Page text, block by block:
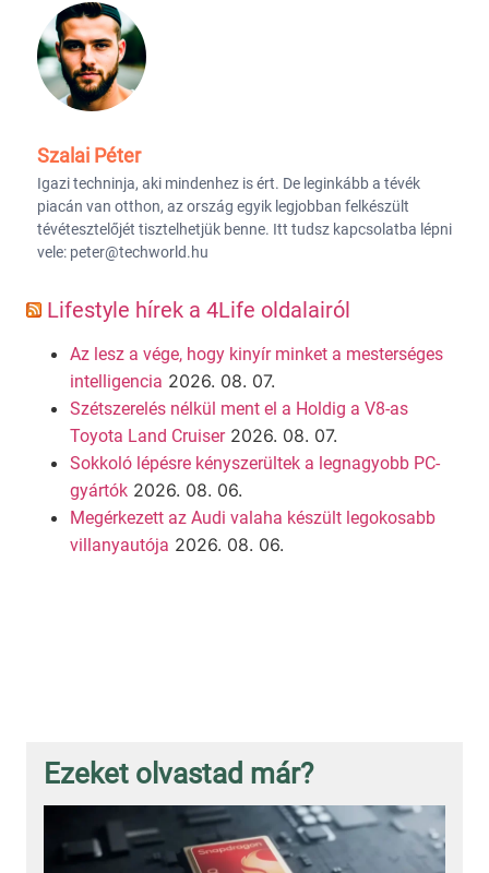
Szalai Péter
Igazi techninja, aki mindenhez is ért. De leginkább a tévék
piacán van otthon, az ország egyik legjobban felkészült
tévétesztelőjét tisztelhetjük benne. Itt tudsz kapcsolatba lépni
vele: peter@techworld.hu
Lifestyle hírek a 4Life oldalairól
Az lesz a vége, hogy kinyír minket a mesterséges
intelligencia 2026. 08. 07.
Szétszerelés nélkül ment el a Holdig a V8-as
Toyota Land Cruiser 2026. 08. 07.
Sokkoló lépésre kényszerültek a legnagyobb PC-
gyártók 2026. 08. 06.
Megérkezett az Audi valaha készült legokosabb
villanyautója 2026. 08. 06.
Ezeket olvastad már?